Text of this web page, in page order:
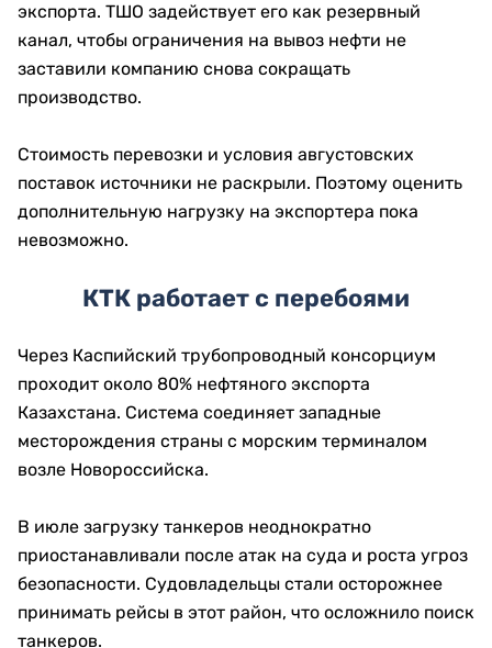
экспорта. ТШО задействует его как резервный
канал, чтобы ограничения на вывоз нефти не
заставили компанию снова сокращать
производство.
Стоимость перевозки и условия августовских
поставок источники не раскрыли. Поэтому оценить
дополнительную нагрузку на экспортера пока
невозможно.
КТК работает с перебоями
Через Каспийский трубопроводный консорциум
проходит около 80% нефтяного экспорта
Казахстана. Система соединяет западные
месторождения страны с морским терминалом
возле Новороссийска.
В июле загрузку танкеров неоднократно
приостанавливали после атак на суда и роста угроз
безопасности. Судовладельцы стали осторожнее
принимать рейсы в этот район, что осложнило поиск
танкеров.